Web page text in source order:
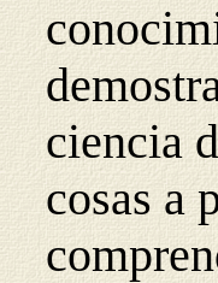
ciencia
cosas a